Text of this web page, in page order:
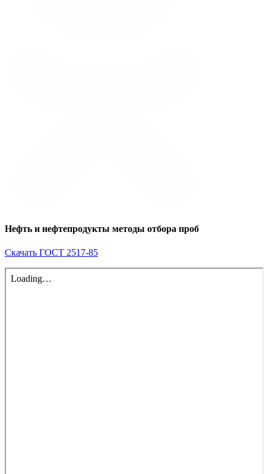
Нефть и нефтепродукты методы отбора проб
Скачать ГОСТ 2517-85